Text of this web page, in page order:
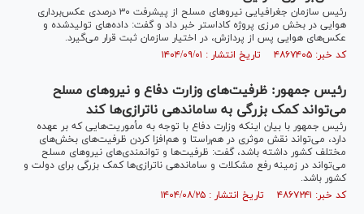
رئیس سازمان جغرافیایی نیرو‌های مسلح از پیشرفت ۳۰ درصدی عکس‌برداری
هوایی در بخش مرزی پروژه کاداستر خبر داد و گفت: داده‌های تولیدشده و
عکس‌های هوایی پس از پردازش، در اختیار سازمان ثبت قرار می‌گیرد.
کد خبر: ۴۸۶۷۴۰۵ تاریخ انتشار : ۱۴۰۴/۰۹/۰۱
رئیس جمهور: ظرفیت‌های وزارت دفاع و نیرو‌های مسلح
می‌تواند کمک بزرگی به ساماندهی ناترازی‌ها کند
رئیس جمهور با بیان اینکه وزارت دفاع با توجه به مأموریت‌هایی که بر عهده
دارد، می‌تواند نقش موثری در هم‌راستا و هم‌افزا کردن ظرفیت‌های بخش‌های
مختلف کشور داشته باشد، گفت: ظرفیت‌ها و توانمندی‌های نیرو‌های مسلح
می‌تواند در زمینه رفع مشکلات و ساماندهی ناترازی‌ها کمک بزرگی برای دولت و
کشور باشد.
کد خبر: ۴۸۶۷۲۴۱ تاریخ انتشار : ۱۴۰۴/۰۸/۲۵